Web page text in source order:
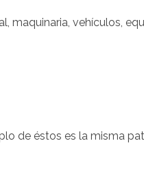
maquinaria, vehículos,
de éstos es la misma